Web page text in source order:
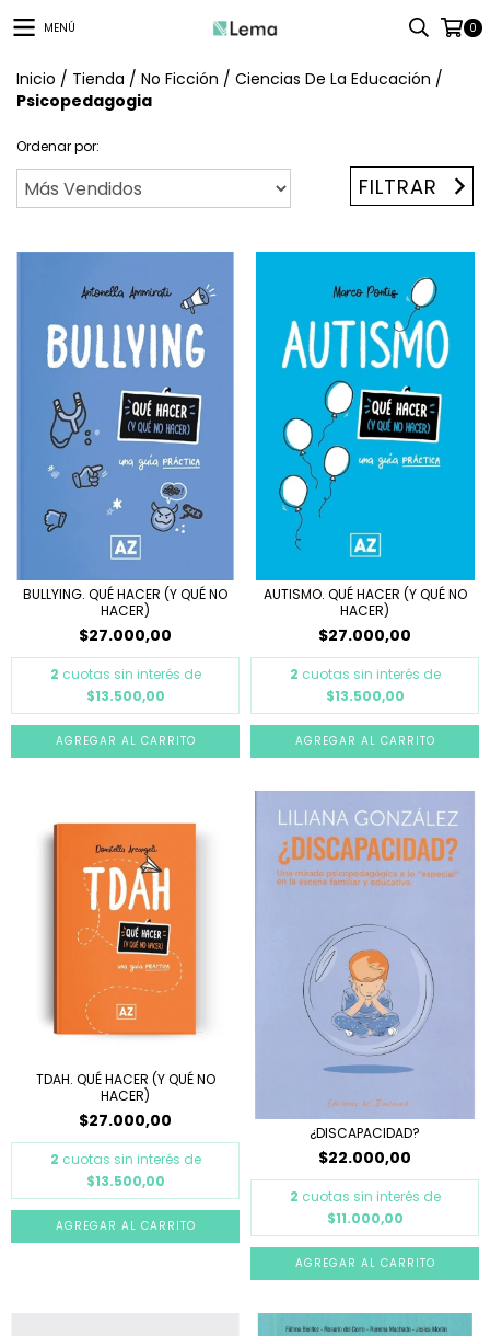
MENÚ 0
Inicio / Tienda / No Ficción / Ciencias De La Educación /
Psicopedagogia
Ordenar por:
FILTRAR
BULLYING. QUÉ HACER (Y QUÉ NO
HACER)
$27.000,00
2 cuotas sin interés de
$13.500,00
AUTISMO. QUÉ HACER (Y QUÉ NO
HACER)
$27.000,00
2 cuotas sin interés de
$13.500,00
TDAH. QUÉ HACER (Y QUÉ NO
HACER)
$27.000,00
2 cuotas sin interés de
$13.500,00
¿DISCAPACIDAD?
$22.000,00
2 cuotas sin interés de
$11.000,00